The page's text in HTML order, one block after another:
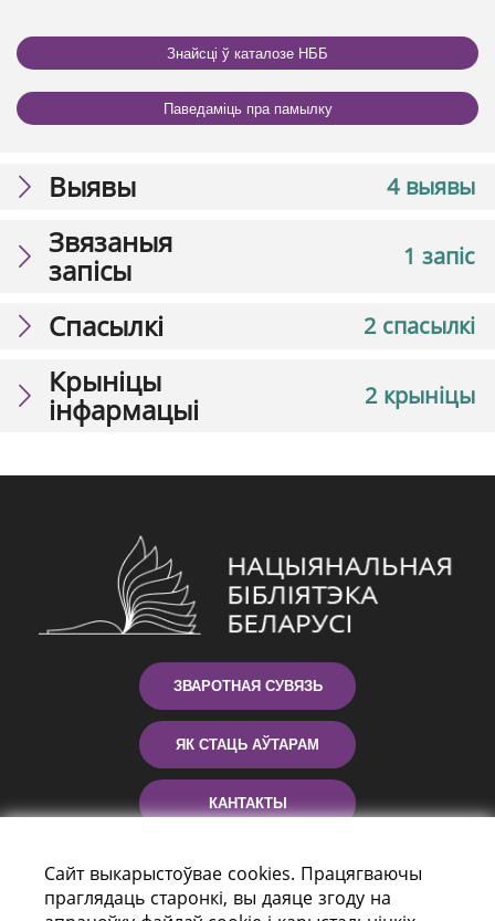
Знайсці ў каталозе НББ
Паведаміць пра памылку
4 выявы
Выявы
1 запіс
Звязаныя
запісы
2 спасылкі
Спасылкі
2 крыніцы
Крыніцы
інфармацыі
ЗВАРОТНАЯ СУВЯЗЬ
ЯК СТАЦЬ АЎТАРАМ
КАНТАКТЫ
ДАПАМОГА
Сайт выкарыстоўвае cookies. Працягваючы
праглядаць старонкі, вы даяце згоду на